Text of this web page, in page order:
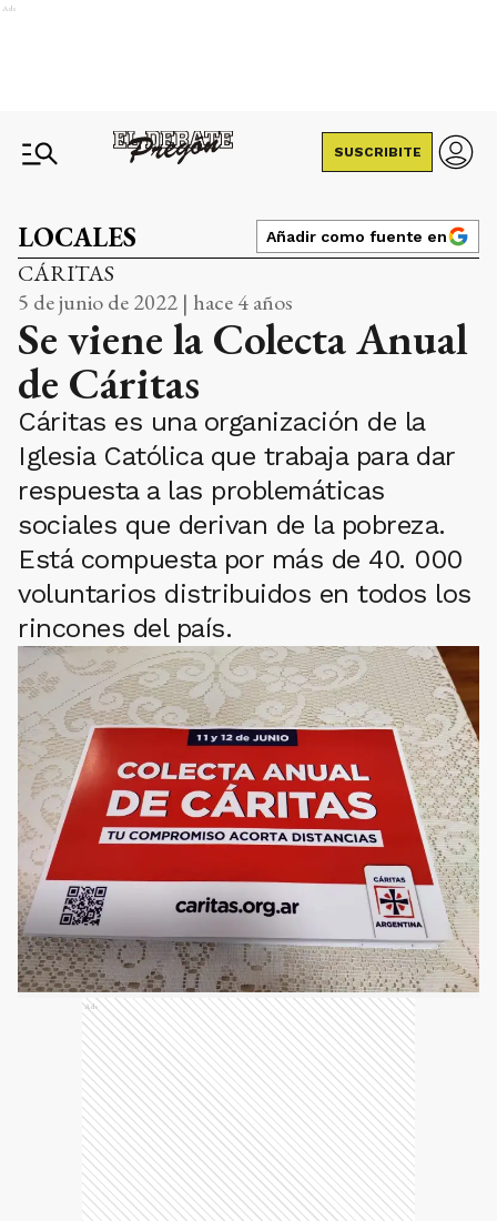
Ads
SUSCRIBITE
LOCALES Añadir como fuente en
CÁRITAS
5 de junio de 2022 | hace 4 años
Se viene la Colecta Anual
de Cáritas
Cáritas es una organización de la
Iglesia Católica que trabaja para dar
respuesta a las problemáticas
sociales que derivan de la pobreza.
Está compuesta por más de 40. 000
voluntarios distribuidos en todos los
rincones del país.
Ads